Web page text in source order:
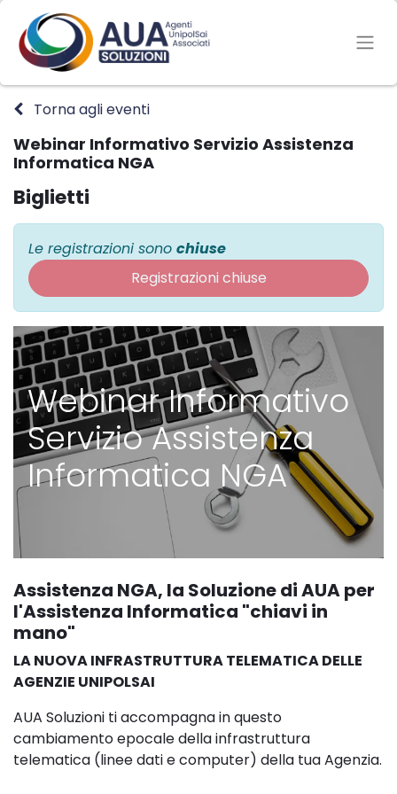
Torna agli eventi
Webinar Informativo Servizio Assistenza
Informatica NGA
Biglietti
Le registrazioni sono chiuse
Registrazioni chiuse
Webinar Informativo
Servizio Assistenza
Informatica NGA
Assistenza NGA, la Soluzione di AUA per
l'Assistenza Informatica "chiavi in
mano"
LA NUOVA INFRASTRUTTURA TELEMATICA DELLE
AGENZIE UNIPOLSAI
AUA Soluzioni ti accompagna in questo
cambiamento epocale della infrastruttura
telematica (linee dati e computer) della tua Agenzia.